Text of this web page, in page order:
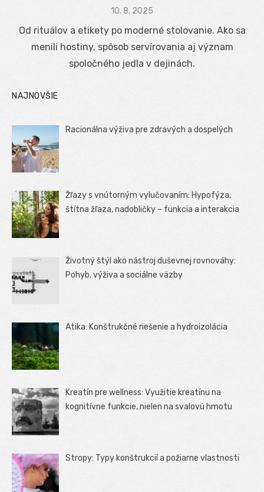
Posted
10. 8. 2025
Od rituálov a etikety po moderné stolovanie. Ako sa
menili hostiny, spôsob servírovania aj význam
spoločného jedla v dejinách.
NAJNOVŠIE
Racionálna výživa pre zdravých a dospelých
Žľazy s vnútorným vylučovaním: Hypofýza,
štítna žľaza, nadobličky – funkcia a interakcia
Životný štýl ako nástroj duševnej rovnováhy:
Pohyb, výživa a sociálne väzby
Atika: Konštrukčné riešenie a hydroizolácia
Kreatín pre wellness: Využitie kreatínu na
kognitívne funkcie, nielen na svalovú hmotu
Stropy: Typy konštrukcií a požiarne vlastnosti